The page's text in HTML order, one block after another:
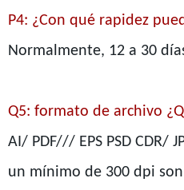
P4: ¿Con qué rapidez
Normalmente, 12 a 30
Q5: formato de archivo
AI/ PDF/// EPS PSD
un mínimo de 300 dpi